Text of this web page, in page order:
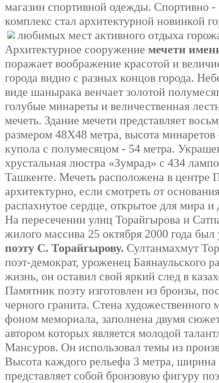
магазин спортивной одежды. Спортивно -
комплекс стал архитектурной новинкой
любимых мест активного отдыха
Архитектурное сооружение мечети
поражает воображение красотой и
города видно с разных концов города.
виде шанырака венчает золотой
голубые минареты и величественная
мечеть. Здание мечети представляет
размером 48Х48 метра, высота минаретов
купола с полумесяцом - 54 метра.
хрустальная люстра «Зумрад» с 434
Ташкенте. Мечеть расположена в центре
архитектурно, если смотреть от
распахнутое сердце, открытое для мира и
На пересечении улиц Торайгырова и
жилого массива 25 октября 2000 года
поэту С. Торайгырову. Султанмахмут
поэт-демократ, уроженец Баянаульского
жизнь, он оставил свой яркий след в
Памятник поэту изготовлен из бронзы,
черного гранита. Стена художественного
фоном мемориала, заполнена двумя
автором которых является молодой
Мансуров. Он использовал темы из
Высота каждого рельефа 3 метра,
представляет собой бронзовую фигуру